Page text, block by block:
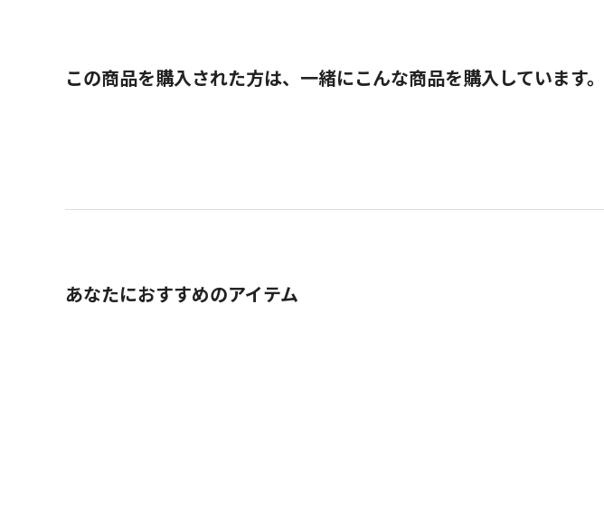
この商品を購入された方は、一緒にこんな商品を購入しています。
あなたにおすすめのアイテム